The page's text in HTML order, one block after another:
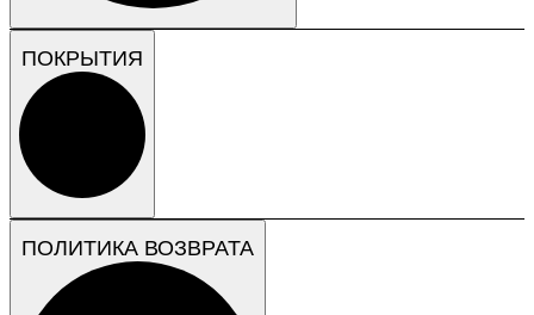
ПОКРЫТИЯ
ПОЛИТИКА ВОЗВРАТА